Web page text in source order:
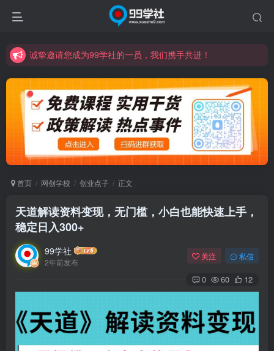
诚挚邀请您成为99学社的一员，我们携手共进！
诚挚邀请您成为99学社的一员，我们携手共进！
学习路上不孤独，99学社与你同行！分享全网优质VIP资源，炒股教程、创业教程、网络营销教程、自媒体短视频教程等，长期更新各大精品创业项目！
首页 网创学校 创业点子 正文
天道解读资料变现，无门槛，小白也能快速上手，
稳定日入300+
99学社
2年前发布
关注 私信
0 60 12